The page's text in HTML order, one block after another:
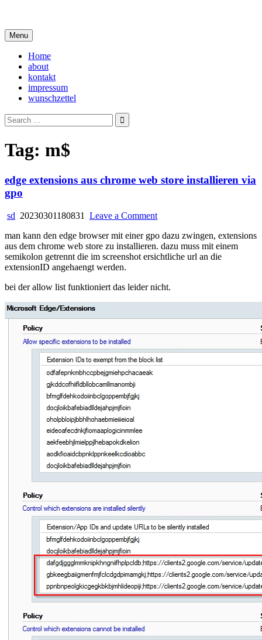
content
Menu
Home
about
kontakt
impressum
wunschzettel
Search
for:
Tag: m$
edge extensions aus chrome web store installieren via
gpo
sd 20230301180831 Leave a Commenton
extensions
aus
chrome
installieren
man kann den edge browser mit einer gpo dazu zwingen, extensions
aus dem chrome web store zu installieren. dazu muss mit einem
semikolon getrennt die im screenshot ersichtliche url an die
extensionID angehaengt werden.
bei der allow list funktioniert das leider nicht.